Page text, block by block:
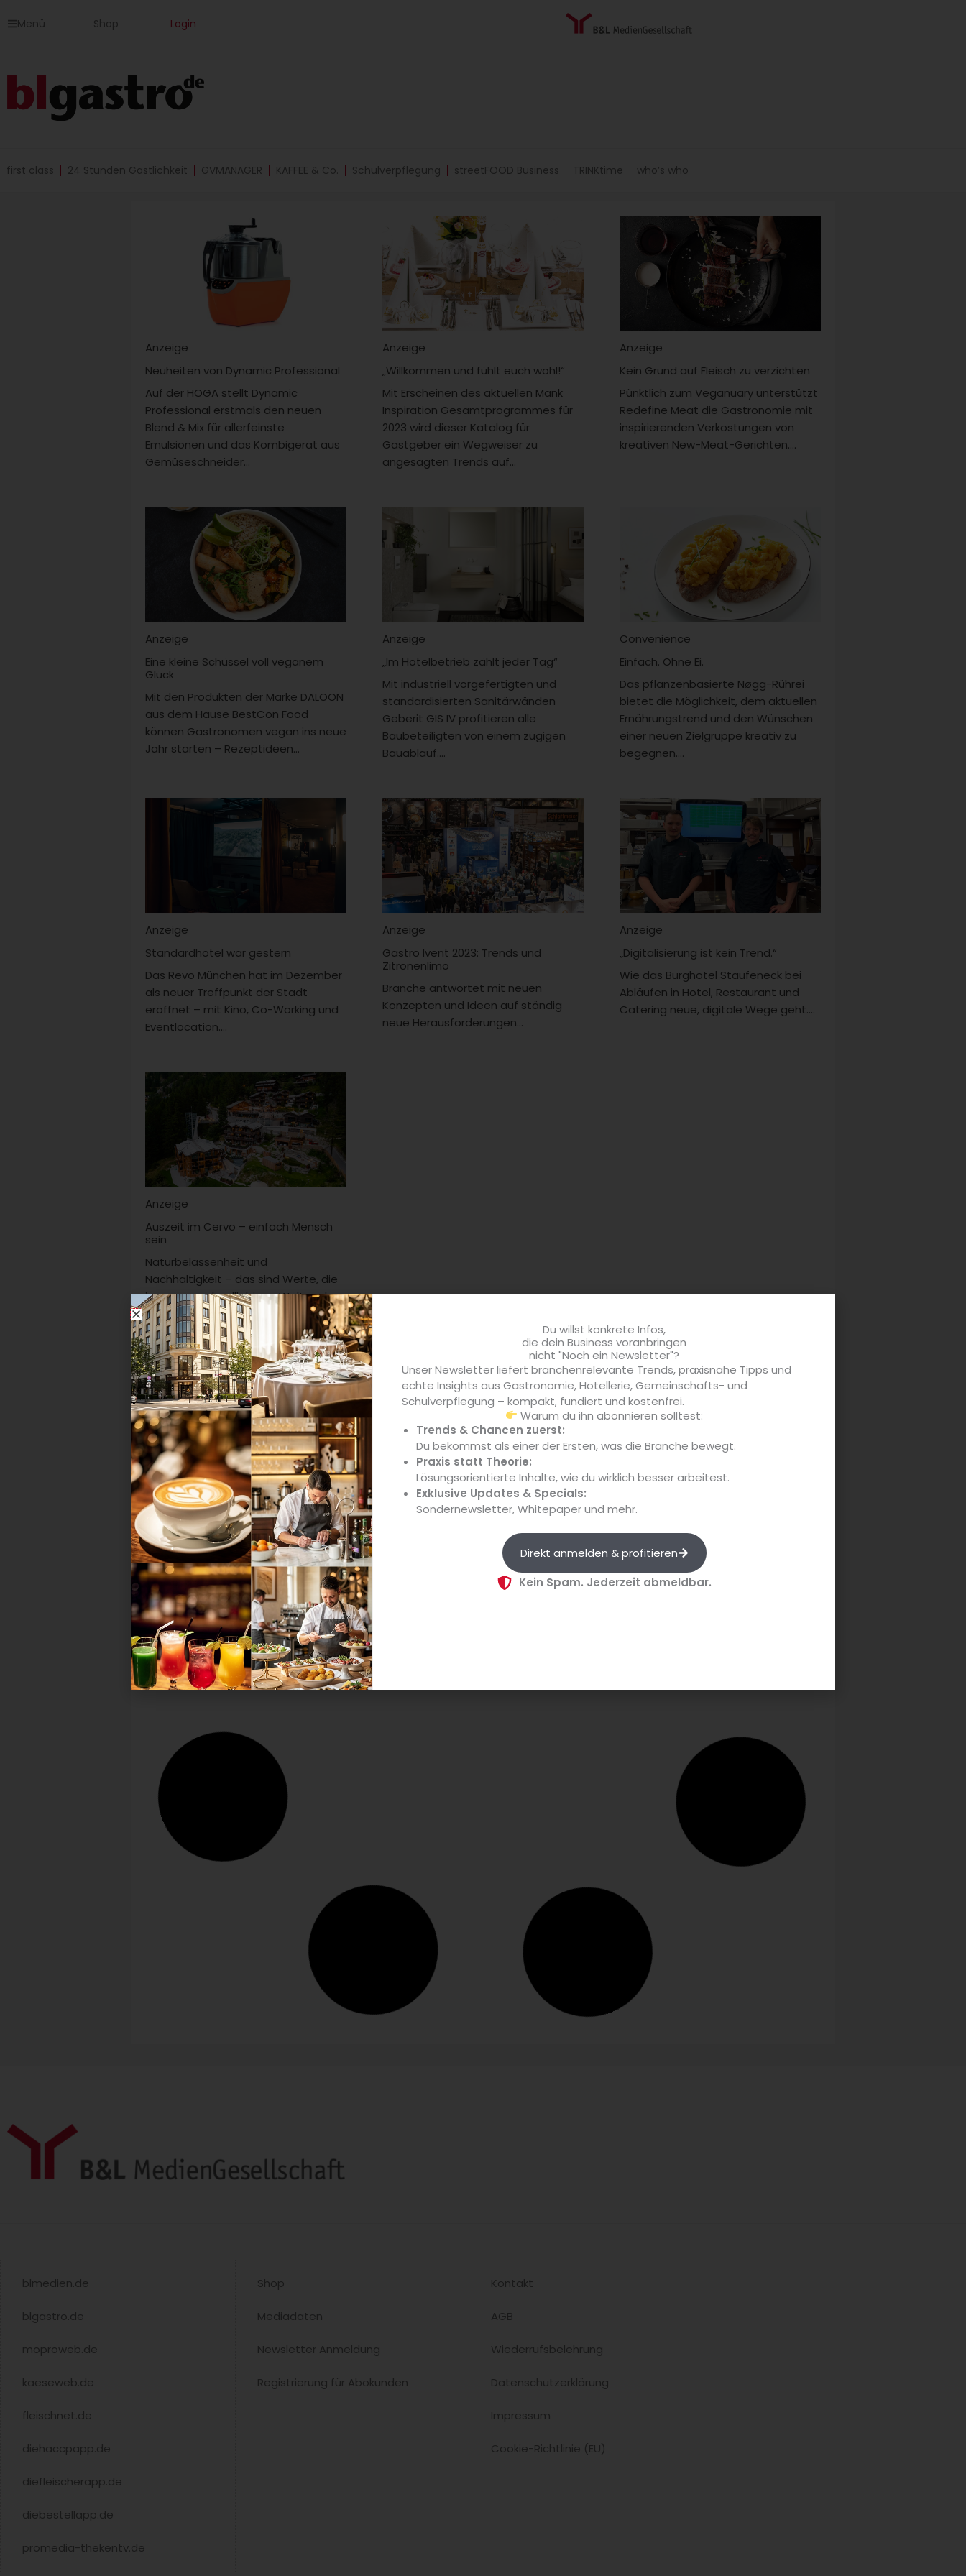
InhaltMenü Shop Login
first class 24 Stunden Gastlichkeit GVMANAGER KAFFEE & Co. Schulverpflegung streetFOOD Business TRINKtime who’s who
Anzeige
Neuheiten von Dynamic Professional
Auf der HOGA stellt Dynamic
Professional erstmals den neuen
Blend & Mix für allerfeinste
Emulsionen und das Kombigerät aus
Gemüseschneider...
Anzeige
„Willkommen und fühlt euch wohl!“
Mit Erscheinen des aktuellen Mank
Inspiration Gesamtprogrammes für
2023 wird dieser Katalog für
Gastgeber ein Wegweiser zu
angesagten Trends auf...
Anzeige
Kein Grund auf Fleisch zu verzichten
Pünktlich zum Veganuary unterstützt
Redefine Meat die Gastronomie mit
inspirierenden Verkostungen von
kreativen New-Meat-Gerichten....
Anzeige
Eine kleine Schüssel voll veganem
Glück
Mit den Produkten der Marke DALOON
aus dem Hause BestCon Food
können Gastronomen vegan ins neue
Jahr starten – Rezeptideen...
Anzeige
„Im Hotelbetrieb zählt jeder Tag“
Mit industriell vorgefertigten und
standardisierten Sanitärwänden
Geberit GIS IV profitieren alle
Baubeteiligten von einem zügigen
Bauablauf....
Convenience
Einfach. Ohne Ei.
Das pflanzenbasierte Nøgg-Rührei
bietet die Möglichkeit, dem aktuellen
Ernährungstrend und den Wünschen
einer neuen Zielgruppe kreativ zu
begegnen....
Anzeige
Standardhotel war gestern
Das Revo München hat im Dezember
als neuer Treffpunkt der Stadt
eröffnet – mit Kino, Co-Working und
Eventlocation....
Anzeige
Gastro Ivent 2023: Trends und
Zitronenlimo
Branche antwortet mit neuen
Konzepten und Ideen auf ständig
neue Herausforderungen...
Anzeige
„Digitalisierung ist kein Trend.“
Wie das Burghotel Staufeneck bei
Abläufen in Hotel, Restaurant und
Catering neue, digitale Wege geht....
Anzeige
Auszeit im Cervo – einfach Mensch
sein
Naturbelassenheit und
Nachhaltigkeit – das sind Werte, die
in unserer schnelllebigen Welt mehr
denn je zählen. Im Cervo Mountain
Resort...
Anzeige
Einfach Süßes
Ein süßes Konzept garantiert
Umsatzchancen, zufriedene Gäste
und mit dem richtigen Partner einen
Mehrwert für jeden
Gastronomiebetrieb....
Anzeige
Das neue Frische-Sortiment von
Hilcona Foodservice richtet sich auch
an gehobene Ansprüche in der
Anzeige
Bühne frei für die HoReCa Academy
Vom 3. bis 7. Februar 2023 geht die
Konsumgütermesse Ambiente
wieder an den Start. Das Thema
Antworten finden
Keynotes und Wissen mit Mehrwert
für Gastronomie und
Champagner nichts Gutes tut....
Sehr ansprechend und durchdacht
Die neuen Etageren Raiser Rustic und
die neuen Getränkedispenser Barrel
Design mit praktischen Funktionen....
Eventschiff RheinGalaxie aus....
Du willst konkrete Infos,
die dein Business voranbringen
nicht "Noch ein Newsletter"?
Unser Newsletter liefert branchenrelevante Trends, praxisnahe Tipps und
echte Insights aus Gastronomie, Hotellerie, Gemeinschafts- und
Schulverpflegung – kompakt, fundiert und kostenfrei.
Warum du ihn abonnieren solltest:
Trends & Chancen zuerst:
Du bekommst als einer der Ersten, was die Branche bewegt.
Praxis statt Theorie:
Lösungsorientierte Inhalte, wie du wirklich besser arbeitest.
Exklusive Updates & Specials:
Sondernewsletter, Whitepaper und mehr.
Direkt anmelden & profitieren
Kein Spam. Jederzeit abmeldbar.